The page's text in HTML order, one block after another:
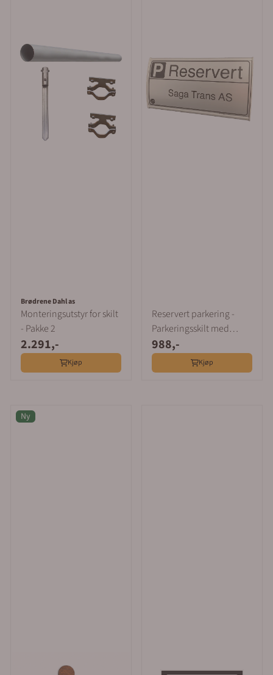
Brødrene Dahl as
Monteringsutstyr for skilt
- Pakke 2
2.291,-
Kjøp
Reservert parkering -
Parkeringsskilt med
firmanavn
988,-
Kjøp
Ny